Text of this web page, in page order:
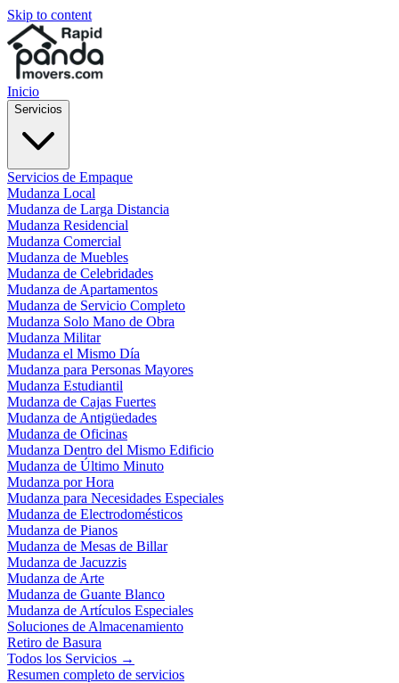
Skip to content
Inicio
Servicios
Servicios de Empaque
Mudanza Local
Mudanza de Larga Distancia
Mudanza Residencial
Mudanza Comercial
Mudanza de Muebles
Mudanza de Celebridades
Mudanza de Apartamentos
Mudanza de Servicio Completo
Mudanza Solo Mano de Obra
Mudanza Militar
Mudanza el Mismo Día
Mudanza para Personas Mayores
Mudanza Estudiantil
Mudanza de Cajas Fuertes
Mudanza de Antigüedades
Mudanza de Oficinas
Mudanza Dentro del Mismo Edificio
Mudanza de Último Minuto
Mudanza por Hora
Mudanza para Necesidades Especiales
Mudanza de Electrodomésticos
Mudanza de Pianos
Mudanza de Mesas de Billar
Mudanza de Jacuzzis
Mudanza de Arte
Mudanza de Guante Blanco
Mudanza de Artículos Especiales
Soluciones de Almacenamiento
Retiro de Basura
Todos los Servicios →
Resumen completo de servicios